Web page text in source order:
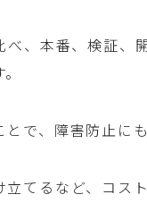
、本番、検証、
で、障害防止にも
てるなど、コス